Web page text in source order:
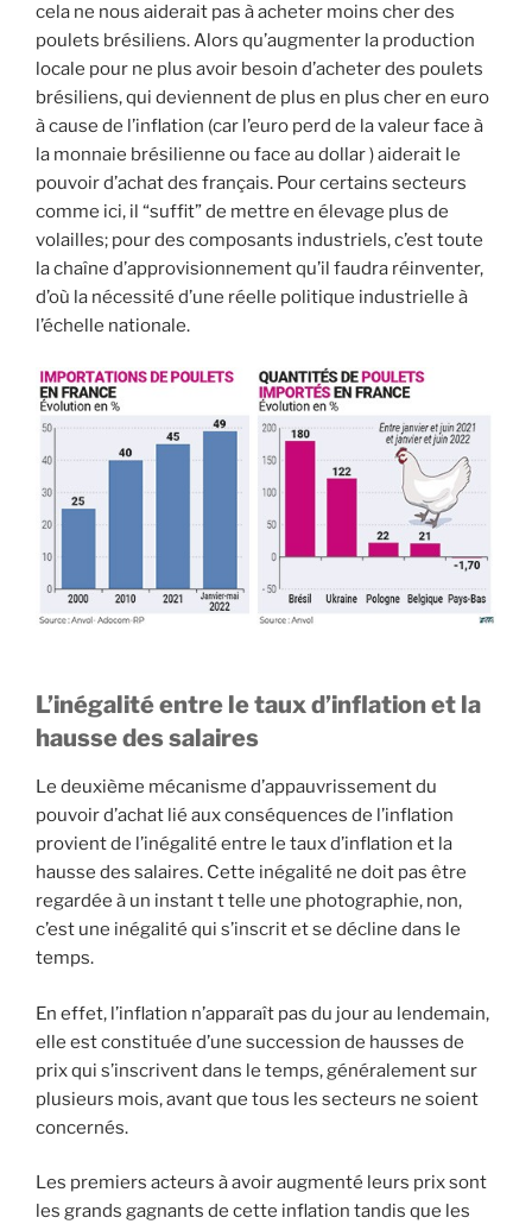
cela ne nous aiderait pas à acheter moins cher des
poulets brésiliens. Alors qu’augmenter la production
locale pour ne plus avoir besoin d’acheter des poulets
brésiliens, qui deviennent de plus en plus cher en euro
à cause de l’inflation (car l’euro perd de la valeur face à
la monnaie brésilienne ou face au dollar ) aiderait le
pouvoir d’achat des français. Pour certains secteurs
comme ici, il “suffit” de mettre en élevage plus de
volailles; pour des composants industriels, c’est toute
la chaîne d’approvisionnement qu’il faudra réinventer,
d’où la nécessité d’une réelle politique industrielle à
l’échelle nationale.
L’inégalité entre le taux d’inflation et la
hausse des salaires
Le deuxième mécanisme d’appauvrissement du
pouvoir d’achat lié aux conséquences de l’inflation
provient de l’inégalité entre le taux d’inflation et la
hausse des salaires. Cette inégalité ne doit pas être
regardée à un instant t telle une photographie, non,
c’est une inégalité qui s’inscrit et se décline dans le
temps.
En effet, l’inflation n’apparaît pas du jour au lendemain,
elle est constituée d’une succession de hausses de
prix qui s’inscrivent dans le temps, généralement sur
plusieurs mois, avant que tous les secteurs ne soient
concernés.
Les premiers acteurs à avoir augmenté leurs prix sont
les grands gagnants de cette inflation tandis que les